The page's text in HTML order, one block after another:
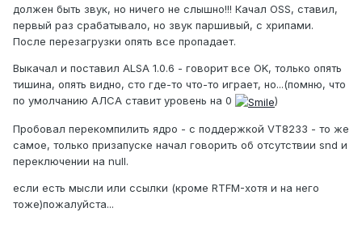
должен быть звук, но ничего не слышно!!! Качал OSS, ставил,
первый раз срабатывало, но звук паршивый, с хрипами.
После перезагрузки опять все пропадает.
Выкачал и поставил ALSA 1.0.6 - говорит все OK, только опять
тишина, опять видно, сто где-то что-то играет, но...(помню, что
по умолчанию АЛСА ставит уровень на 0
)
Пробовал перекомпилить ядро - с поддержкой VT8233 - то же
самое, только призапуске начал говорить об отсутствии snd и
переключении на null.
если есть мысли или ссылки (кроме RTFM-хотя и на него
тоже)пожалуйста...